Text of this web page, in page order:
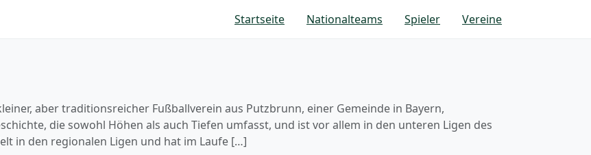
Startseite Nationalteams Spieler Vereine
aber traditionsreicher Fußballverein aus Putzbrunn, einer Gemeinde in Bayern,
die sowohl Höhen als auch Tiefen umfasst, und ist vor allem in den unteren Ligen des
in den regionalen Ligen und hat im Laufe […]